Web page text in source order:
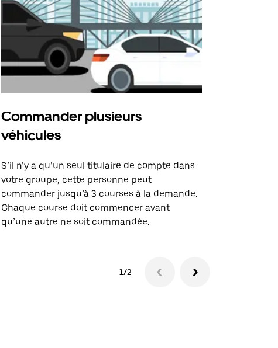
Commander plusieurs
véhicules
S’il n’y a qu’un seul titulaire de compte dans
votre groupe, cette personne peut
commander jusqu’à 3 courses à la demande.
Chaque course doit commencer avant
qu’une autre ne soit commandée.
1/2